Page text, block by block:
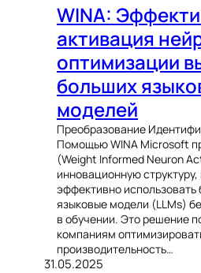
WINA:
активация
оптимизации
больших
моделей
Преобразование
Помощью WINA Microsoft
(Weight Informed Neuron
инновационную
эффективно использовать
языковые модели (LLMs)
в обучении. Это решение
компаниям
производительность…
31.05.2025